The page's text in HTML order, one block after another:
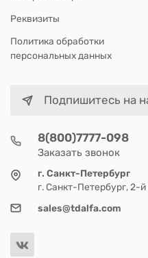
Реквизиты
Политика обработки
персональных данных
Подпишитесь на
8(800)7777-098
Заказать звонок
г. Санкт-Петербург
г. Санкт-Петербург, 2-
sales@tdalfa.com